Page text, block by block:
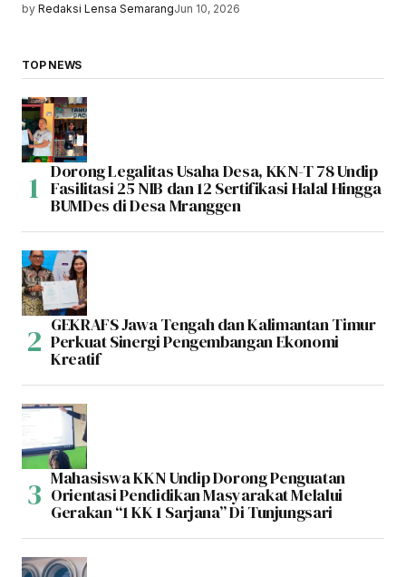
by Redaksi Lensa SemarangJun 10, 2026
TOP NEWS
Dorong Legalitas Usaha Desa, KKN-T 78 Undip
Fasilitasi 25 NIB dan 12 Sertifikasi Halal Hingga
BUMDes di Desa Mranggen
GEKRAFS Jawa Tengah dan Kalimantan Timur
Perkuat Sinergi Pengembangan Ekonomi
Kreatif
Mahasiswa KKN Undip Dorong Penguatan
Orientasi Pendidikan Masyarakat Melalui
Gerakan “1 KK 1 Sarjana” Di Tunjungsari